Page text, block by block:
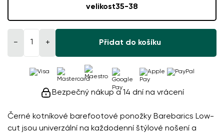
Černé kotníkové barefootové ponožky Barebarics Low-
cut jsou univerzální na každodenní štýlové nošení a
velikost35-38
− + Přidat do košíku
Bezpečný nákup a 14 dní na vrácení